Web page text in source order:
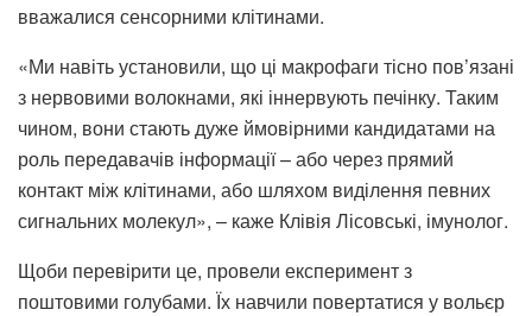
вважалися сенсорними клітинами.
«Ми навіть установили, що ці макрофаги тісно пов’язані
з нервовими волокнами, які іннервують печінку. Таким
чином, вони стають дуже ймовірними кандидатами на
роль передавачів інформації – або через прямий
контакт між клітинами, або шляхом виділення певних
сигнальних молекул», – каже Клівія Лісовські, імунолог.
Щоби перевірити це, провели експеримент з
поштовими голубами. Їх навчили повертатися у вольєр